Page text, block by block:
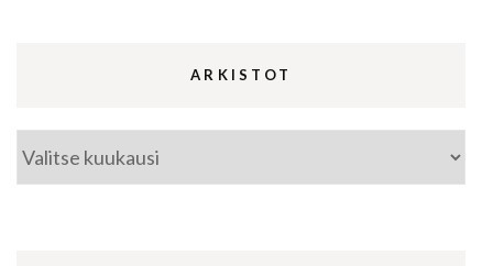
ARKISTOT
Arkistot